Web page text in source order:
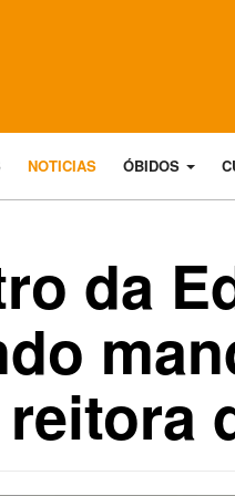
NOTICIAS ÓBIDOS
da